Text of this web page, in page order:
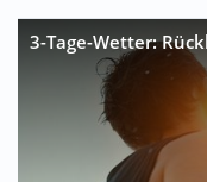
3-Tage-Wetter: